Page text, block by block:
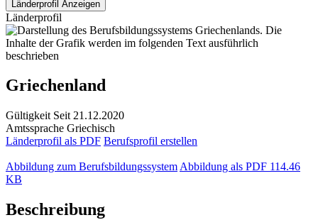
Länderprofil
Griechenland
Gültigkeit Seit 21.12.2020
Amtssprache Griechisch
Länderprofil als PDF Berufsprofil erstellen
Abbildung zum Berufsbildungssystem Abbildung als PDF 114.46
KB
Beschreibung